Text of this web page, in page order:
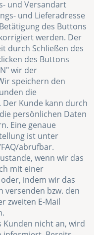
und Versandart
und Lieferadresse
des Buttons
werden. Der
durch Schließen des
des Buttons
wir der
speichern den
die
Der Kunde kann durch
persönlichen Daten
Eine genaue
ist unter
abrufbar.
wenn wir das
mit einer
indem wir das
versenden bzw. den
zweiten E-Mail
Kunden nicht an, wird